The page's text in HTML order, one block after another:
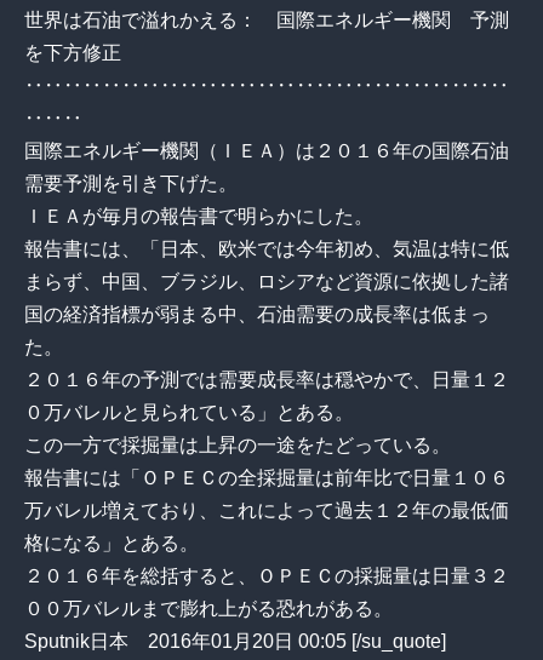
世界は石油で溢れかえる： 国際エネルギー機関 予測
を下方修正
‥‥‥‥‥‥‥‥‥‥‥‥‥‥‥‥‥‥‥‥‥‥‥‥‥
‥‥‥
国際エネルギー機関（ＩＥＡ）は２０１６年の国際石油
需要予測を引き下げた。
ＩＥＡが毎月の報告書で明らかにした。
報告書には、「日本、欧米では今年初め、気温は特に低
まらず、中国、ブラジル、ロシアなど資源に依拠した諸
国の経済指標が弱まる中、石油需要の成長率は低まっ
た。
２０１６年の予測では需要成長率は穏やかで、日量１２
０万バレルと見られている」とある。
この一方で採掘量は上昇の一途をたどっている。
報告書には「ＯＰＥＣの全採掘量は前年比で日量１０６
万バレル増えており、これによって過去１２年の最低価
格になる」とある。
２０１６年を総括すると、ＯＰＥＣの採掘量は日量３２
００万バレルまで膨れ上がる恐れがある。
Sputnik日本 2016年01月20日 00:05 [/su_quote]